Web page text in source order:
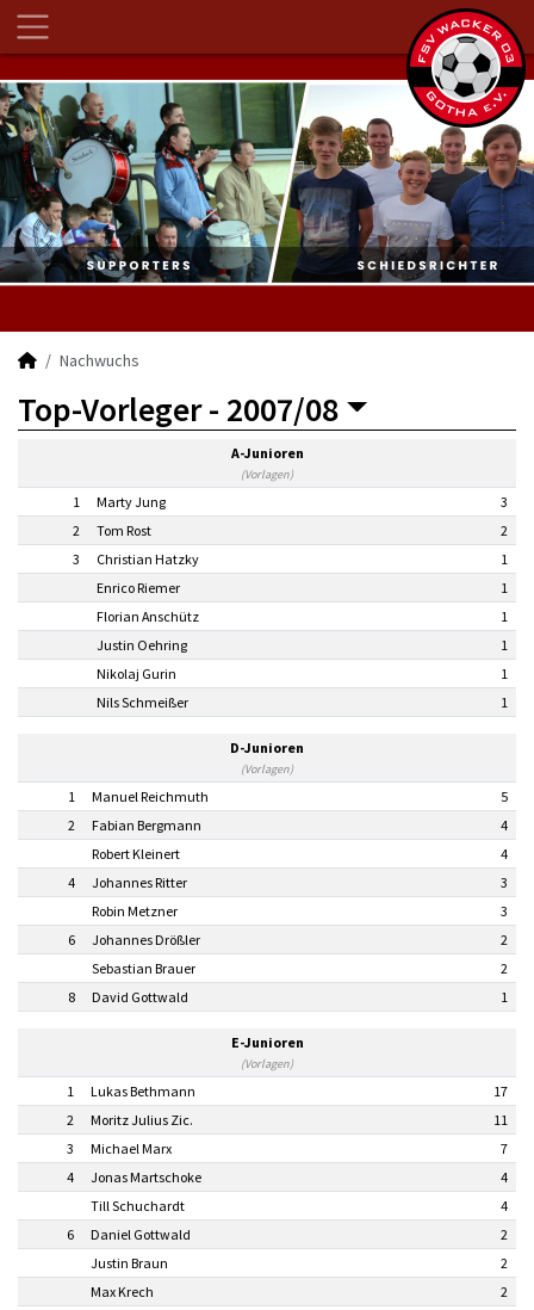
Nachwuchs
Top-Vorleger - 2007/08
A-Junioren
(Vorlagen)
1 Marty Jung
3
2
Tom Rost
2
3
Christian Hatzky
1
Enrico Riemer
1
Florian Anschütz
1
Justin Oehring
1
Nikolaj Gurin
1
Nils Schmeißer
1
D-Junioren
(Vorlagen)
1 Manuel Reichmuth
5
2
Fabian Bergmann
4
Robert Kleinert
4
4
Johannes Ritter
3
Robin Metzner
3
6
Johannes Drößler
2
Sebastian Brauer
2
8
David Gottwald 1
E-Junioren
(Vorlagen)
1 Lukas Bethmann
17
2
Moritz Julius Zic.
11
3
Michael Marx
7
4
Jonas Martschoke
4
Till Schuchardt
4
6
Daniel Gottwald
2
Justin Braun
2
Max Krech
2